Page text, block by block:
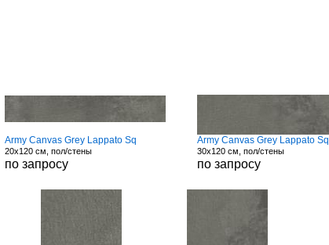
Army Canvas Grey Lappato Sq
20x120 см, пол/стены
по запросу
Army Canvas Grey Lappato Sq
30x120 см, пол/стены
по запросу